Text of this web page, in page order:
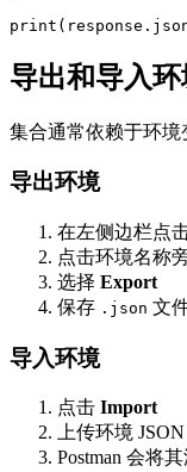
导出和导入
集合通常依赖于环境
导出环境
在左侧边栏点
点击环境名称
选择 Export
保存 .json 文
导入环境
点击 Import
上传环境
Postman 会将